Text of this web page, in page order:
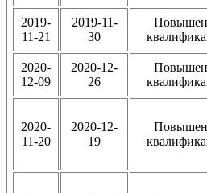
2019-
11-21
2019-11-
30
2020-
12-09
2020-12-
26
2020-
11-20
2020-12-
19